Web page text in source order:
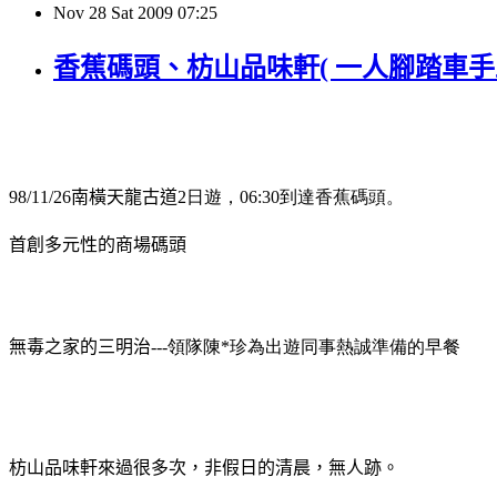
Nov 28 Sat 2009 07:25
香蕉碼頭、枋山品味軒( 一人腳踏車
98/11/26南橫天龍古道2日遊，06:30到達香蕉碼頭。
首創多元性的商場碼頭
無毒之家的三明治---領隊陳*珍為出遊同事熱誠準備的早餐
枋山品味軒來過很多次，非假日的清晨，無人跡。